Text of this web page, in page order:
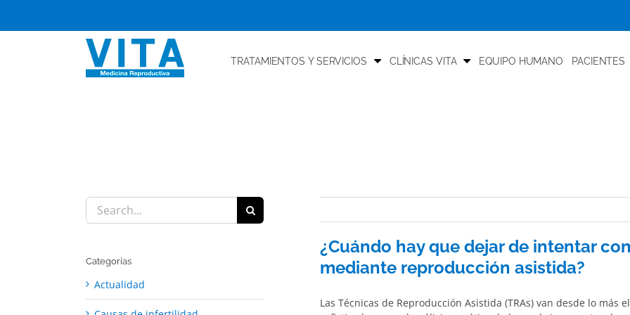
TRATAMIENTOS Y SERVICIOS CLÍNICAS VITA EQUIPO HUMANO PACIENTES
¿Cuándo hay que dejar de intentar
mediante reproducción asistida?
Las Técnicas de Reproducción Asistida (TRAs) van desde lo
Search
for:
Categorías
Actualidad